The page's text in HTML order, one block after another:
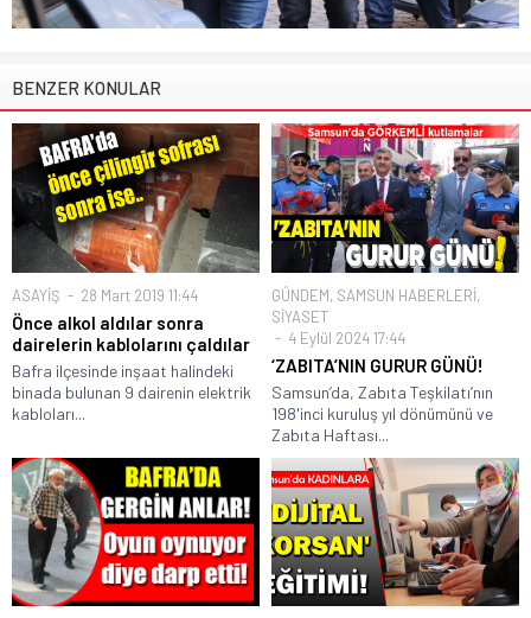
BENZER KONULAR
ASAYİŞ 28 Mart 2019 11:44
Önce alkol aldılar sonra
dairelerin kablolarını çaldılar
Bafra ilçesinde inşaat halindeki
binada bulunan 9 dairenin elektrik
kabloları...
GÜNDEM, SAMSUN HABERLERİ,
SİYASET
4 Eylül 2024 17:44
‘ZABITA’NIN GURUR GÜNÜ!
Samsun’da, Zabıta Teşkilatı’nın
198'inci kuruluş yıl dönümünü ve
Zabıta Haftası...